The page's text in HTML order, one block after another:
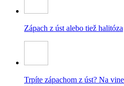
Zápach z úst alebo tiež halitóza
Trpíte zápachom z úst? Na